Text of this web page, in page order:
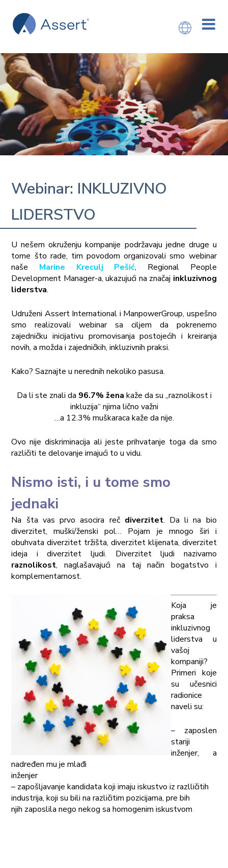
Webinar: INKLUZIVNO
LIDERSTVO
U nešem okruženju kompanije podržavaju jedne druge u
tome što rade, tim povodom organizovali smo webinar
naše Marine Kreculj Pešić, Regional People
Development Manager-a, ukazujući na značaj inkluzivnog
liderstva.
Udruženi Assert International i ManpowerGroup, uspešno
smo realizovali webinar sa ciljem da pokrenemo
zajedničku inicijativu promovisanja postojećih i kreiranja
novih, a možda i zajedničkih, inkluzivnih praksi.
Kako? Saznajte u nerednih nekoliko pasusa.
Da li ste znali da 96.7% žena kaže da su „raznolikost i
inkluzija“ njima lično važni
…a 12.3% muškaraca kaže da nije.
Ovo nije diskriminacija ali jeste prihvatanje toga da smo
različiti te delovanje imajući to u vidu.
Nismo isti, i u tome smo
jednaki
Na šta vas prvo asocira reč diverzitet. Da li na bio
diverzitet, muški/ženski pol… Pojam je mnogo širi i
obuhvata diverzitet tržišta, diverzitet klijenata, diverzitet
ideja i diverzitet ljudi. Diverzitet ljudi nazivamo
raznolikost, naglašavajući na taj način bogatstvo i
komplementarnost.
Koja je
praksa
inkluzivnog
liderstva u
vašoj
kompaniji?
Primeri koje
su učesnici
radionice
naveli su:
– zaposlen
stariji
inženjer, a
nadređen mu je mlađi
inženjer
– zapošljavanje kandidata koji imaju iskustvo iz razlličitih
industrija, koji su bili na različitim pozicijama, pre bih
njih zaposlila nego nekog sa homogenim iskustvom